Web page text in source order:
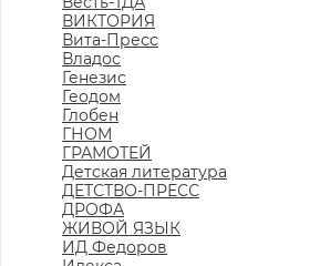
ВИКТОРИЯ
Вита-Пресс
Владос
Генезис
Геодом
Глобен
ГНОМ
ГРАМОТЕЙ
Детская литература
ДЕТСТВО-ПРЕСС
ДРОФА
ЖИВОЙ ЯЗЫК
ИД Федоров